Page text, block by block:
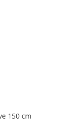
150 cm